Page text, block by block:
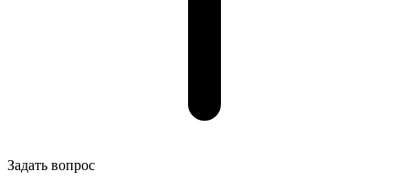
Задать вопрос